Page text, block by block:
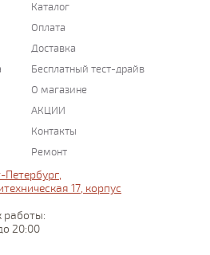
Каталог
Оплата
Доставка
Бесплатный тест-драйв
О магазине
АКЦИИ
Контакты
Ремонт
Петербург,
17, корпус
работы:
20:00